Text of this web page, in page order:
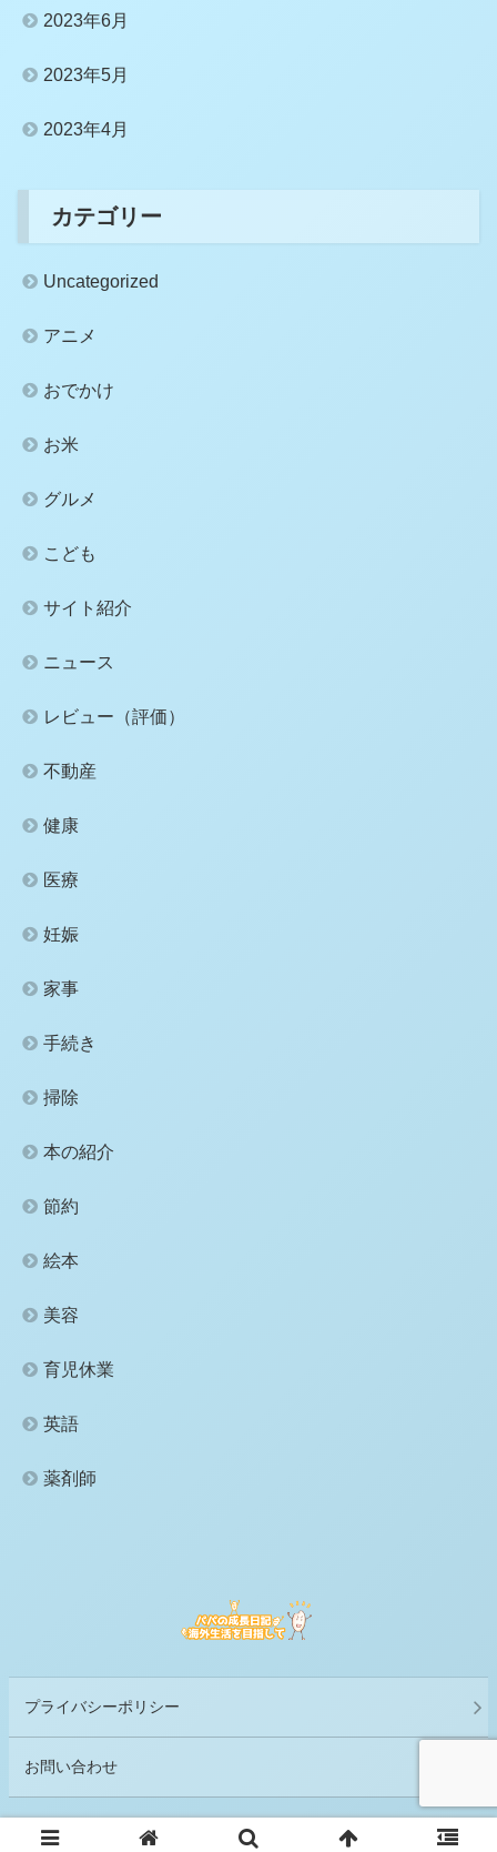
2023年6月
2023年5月
2023年4月
カテゴリー
Uncategorized
アニメ
おでかけ
お米
グルメ
こども
サイト紹介
ニュース
レビュー（評価）
不動産
健康
医療
妊娠
家事
手続き
掃除
本の紹介
節約
絵本
美容
育児休業
英語
薬剤師
プライバシーポリシー
お問い合わせ